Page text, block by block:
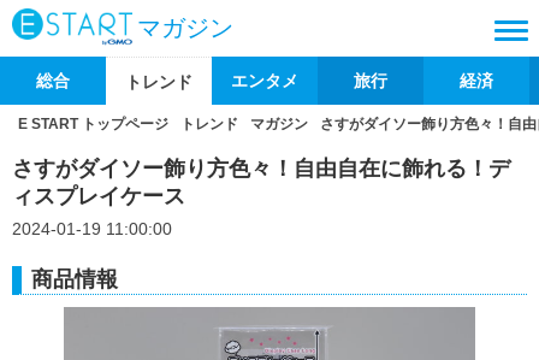
マガジン
総合 トレンド エンタメ 旅行 経済
E START トップページ トレンド マガジン さすがダイソー飾り方色々！自
さすがダイソー飾り方色々！自由自在に飾れる！デ
ィスプレイケース
2024-01-19 11:00:00
商品情報